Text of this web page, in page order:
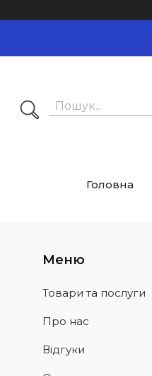
Головна
Товари та послуги
Про нас
Відгуки